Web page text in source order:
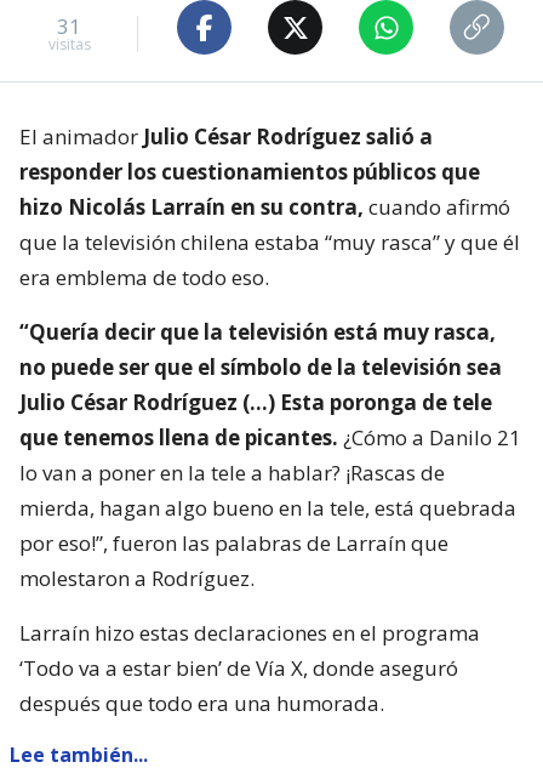
31
visitas
El animador Julio César Rodríguez salió a
responder los cuestionamientos públicos que
hizo Nicolás Larraín en su contra, cuando afirmó
que la televisión chilena estaba “muy rasca” y que él
era emblema de todo eso.
“Quería decir que la televisión está muy rasca,
no puede ser que el símbolo de la televisión sea
Julio César Rodríguez (…) Esta poronga de tele
que tenemos llena de picantes. ¿Cómo a Danilo 21
lo van a poner en la tele a hablar? ¡Rascas de
mierda, hagan algo bueno en la tele, está quebrada
por eso!”, fueron las palabras de Larraín que
molestaron a Rodríguez.
Larraín hizo estas declaraciones en el programa
‘Todo va a estar bien’ de Vía X, donde aseguró
después que todo era una humorada.
Lee también...